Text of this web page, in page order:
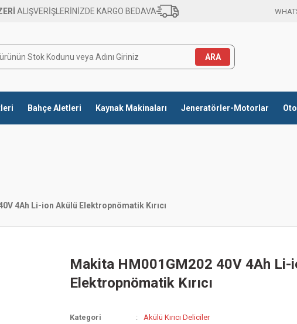
ALIŞVERİŞLERİNİZDE KARGO BEDAVA
ARA
Bahçe Aletleri Kaynak Makinaları Jeneratörler-Motorlar
4Ah Li-ion Akülü Elektropnömatik Kırıcı
Makita HM001GM202 40V 4Ah Li-
Elektropnömatik Kırıcı
Kategori
Akülü Kırıcı Deliciler